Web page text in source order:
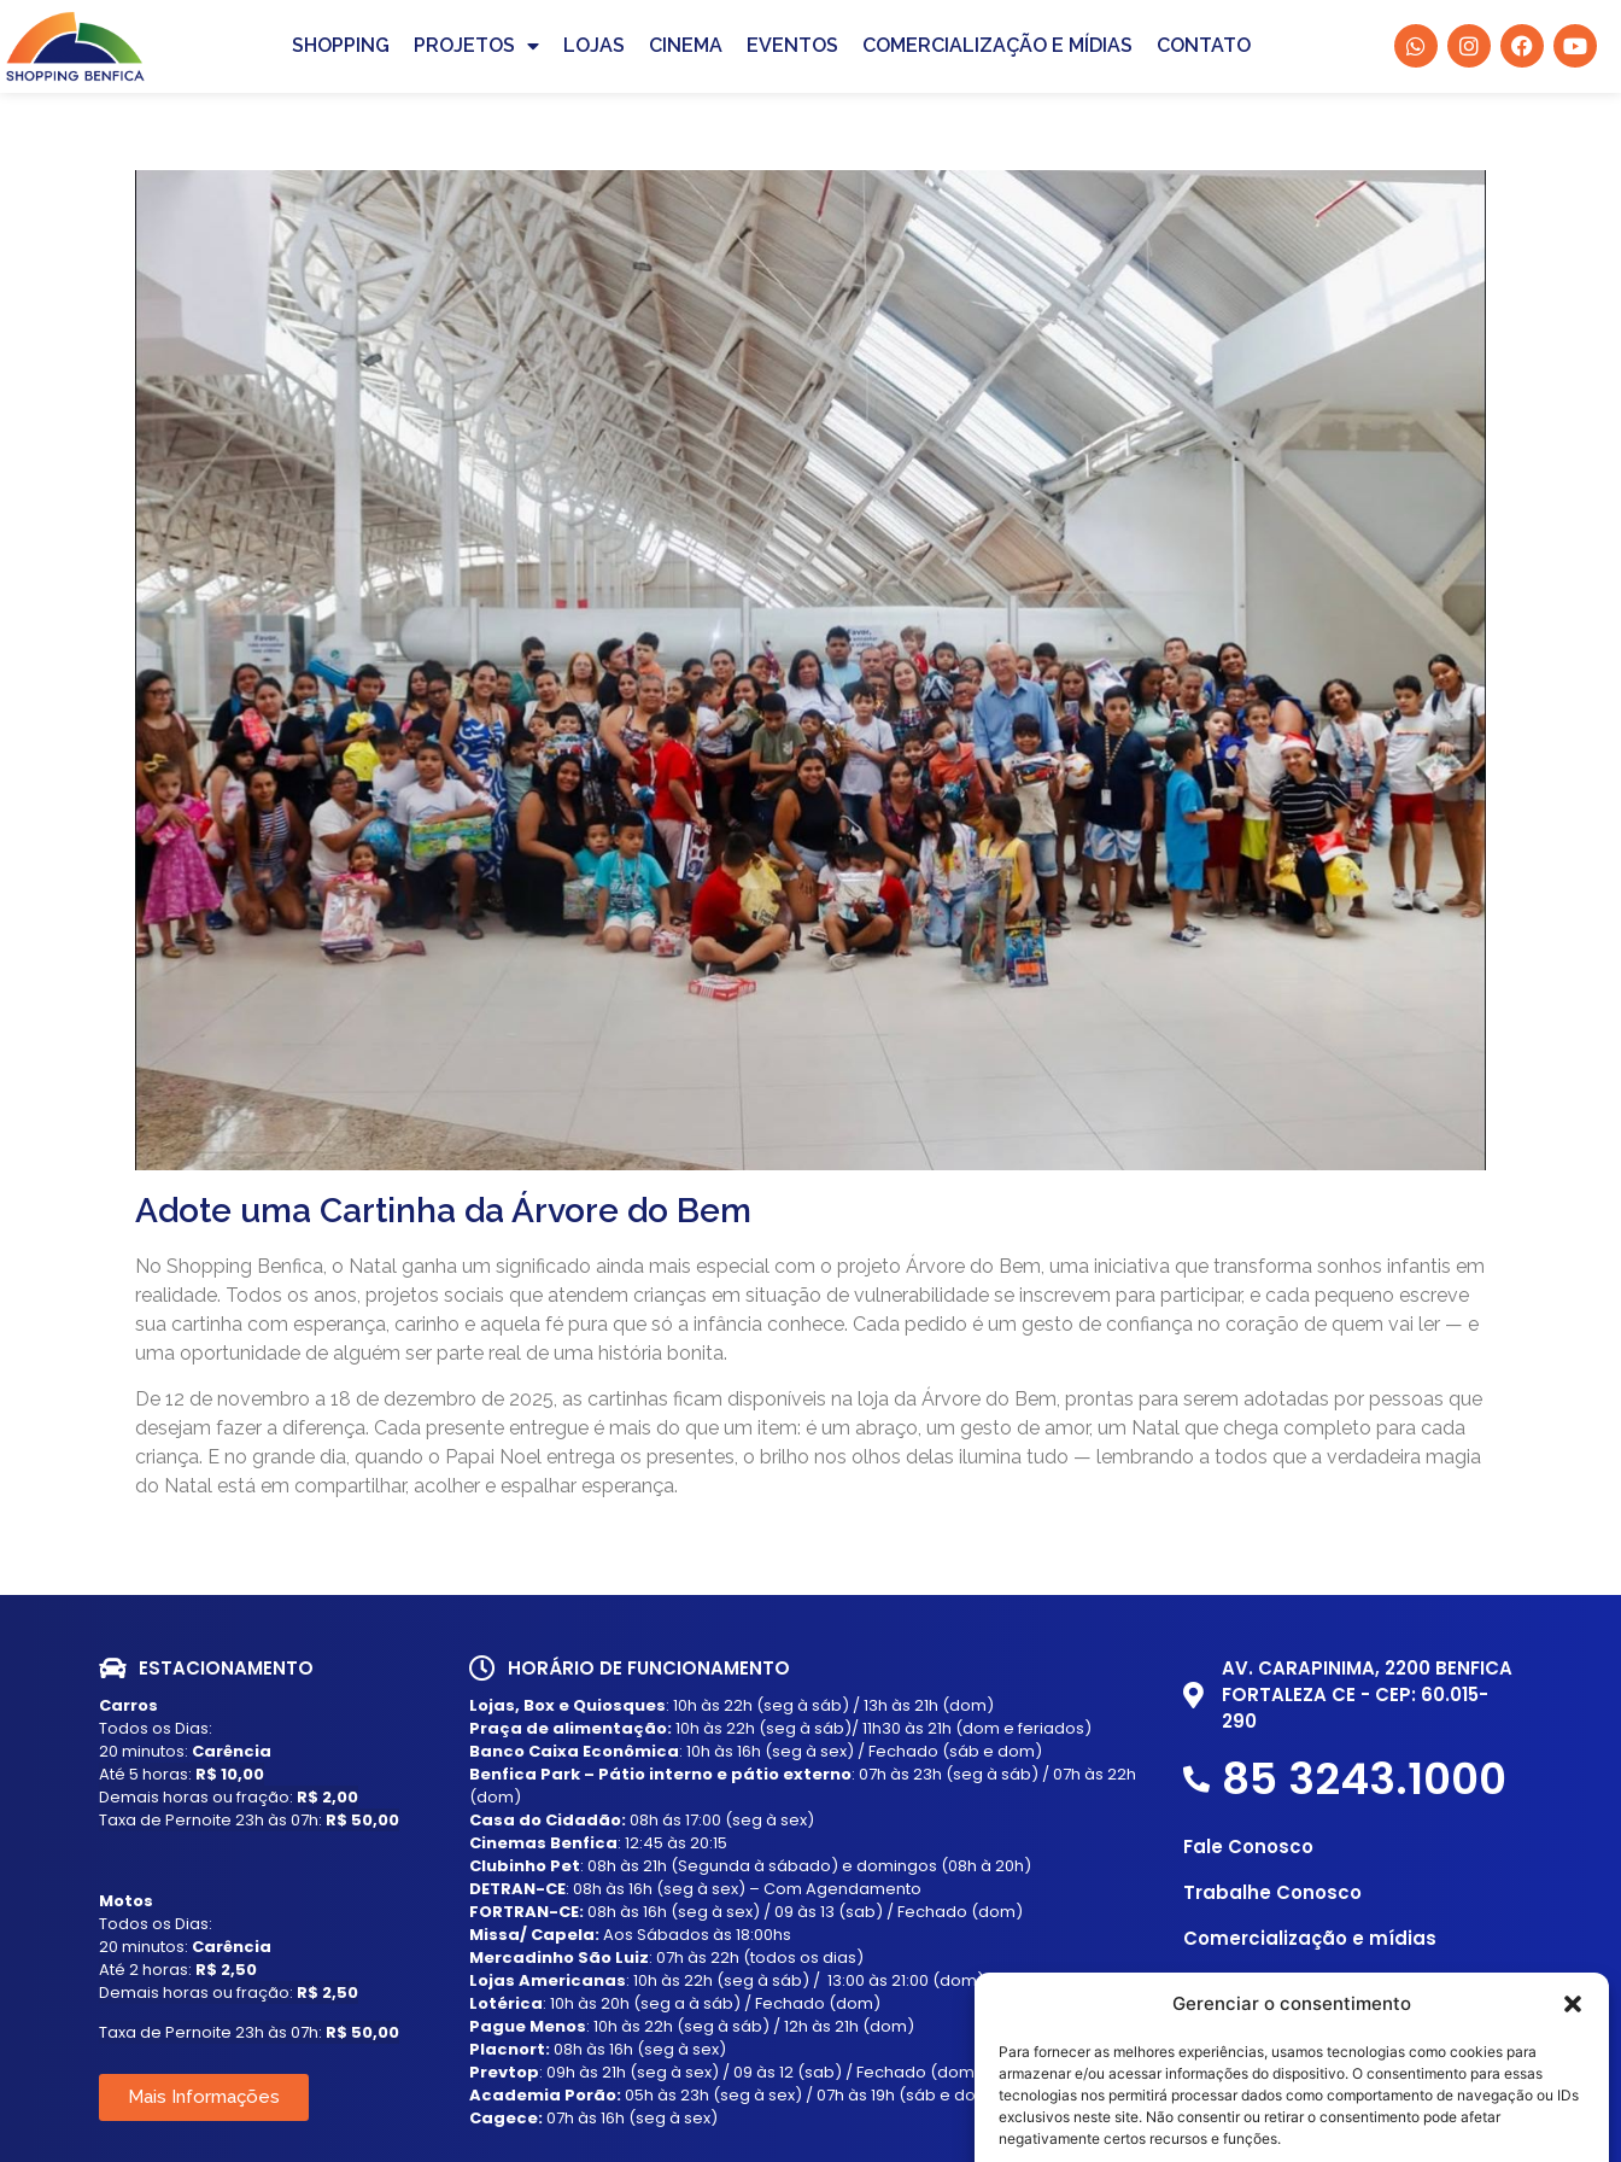
Gerenciar o consentimento
Para fornecer as melhores experiências, usamos tecnologias como cookies para
armazenar e/ou acessar informações do dispositivo. O consentimento para essas
tecnologias nos permitirá processar dados como comportamento de navegação ou IDs
exclusivos neste site. Não consentir ou retirar o consentimento pode afetar
negativamente certos recursos e funções.
SHOPPING PROJETOS LOJAS CINEMA EVENTOS COMERCIALIZAÇÃO E MÍDIAS CONTATO
Adote uma Cartinha da Árvore do Bem
No Shopping Benfica, o Natal ganha um significado ainda mais especial com o projeto Árvore do Bem, uma iniciativa que transforma sonhos infantis em
realidade. Todos os anos, projetos sociais que atendem crianças em situação de vulnerabilidade se inscrevem para participar, e cada pequeno escreve
sua cartinha com esperança, carinho e aquela fé pura que só a infância conhece. Cada pedido é um gesto de confiança no coração de quem vai ler — e
uma oportunidade de alguém ser parte real de uma história bonita.
De 12 de novembro a 18 de dezembro de 2025, as cartinhas ficam disponíveis na loja da Árvore do Bem, prontas para serem adotadas por pessoas que
desejam fazer a diferença. Cada presente entregue é mais do que um item: é um abraço, um gesto de amor, um Natal que chega completo para cada
criança. E no grande dia, quando o Papai Noel entrega os presentes, o brilho nos olhos delas ilumina tudo — lembrando a todos que a verdadeira magia
do Natal está em compartilhar, acolher e espalhar esperança.
ESTACIONAMENTO
Carros
Todos os Dias:
20 minutos: Carência
Até 5 horas: R$ 10,00
Demais horas ou fração: R$ 2,00
Taxa de Pernoite 23h às 07h: R$ 50,00
Motos
Todos os Dias:
20 minutos: Carência
Até 2 horas: R$ 2,50
Demais horas ou fração: R$ 2,50
Taxa de Pernoite 23h às 07h: R$ 50,00
Mais Informações
HORÁRIO DE FUNCIONAMENTO
Lojas, Box e Quiosques: 10h às 22h (seg à sáb) / 13h às 21h (dom)
Praça de alimentação:10h às 22h (seg à sáb)/ 11h30 às 21h (dom e feriados)
Banco Caixa Econômica: 10h às 16h (seg à sex) / Fechado (sáb e dom)
Benfica Park – Pátio interno e pátio externo: 07h às 23h (seg à sáb) / 07h às 22h
(dom)
Casa do Cidadão:08h ás 17:00 (seg à sex)
Cinemas Benfica: 12:45 às 20:15
Clubinho Pet: 08h às 21h (Segunda à sábado) e domingos (08h à 20h)
DETRAN-CE: 08h às 16h (seg à sex) – Com Agendamento
FORTRAN-CE:08h às 16h (seg à sex) / 09 às 13 (sab) / Fechado (dom)
Missa/ Capela:Aos Sábados às 18:00hs
Mercadinho São Luiz: 07h às 22h (todos os dias)
Lojas Americanas: 10h às 22h (seg à sáb) / 13:00 às 21:00 (dom)
Lotérica: 10h às 20h (seg a à sáb) / Fechado (dom)
Pague Menos: 10h às 22h (seg à sáb) / 12h às 21h (dom)
Placnort:08h às 16h (seg à sex)
Prevtop: 09h às 21h (seg à sex) / 09 às 12 (sab) / Fechado (dom)
Academia Porão:05h às 23h (seg à sex) / 07h às 19h (sáb e dom)
Cagece:07h às 16h (seg à sex)
AV. CARAPINIMA, 2200 BENFICA
FORTALEZA CE - CEP: 60.015-
290
85 3243.1000
Fale Conosco
Trabalhe Conosco
Comercialização e mídias
Entre em Contato